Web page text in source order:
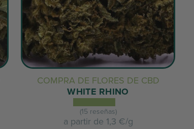
COMPRA DE FLORES DE CBD
WHITE RHINO
(15 reseñas)
a partir de 1,3 €/g